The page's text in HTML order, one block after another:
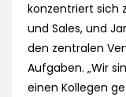
konzentriert sich
und Sales, und
den zentralen
Aufgaben. „Wir
einen Kollegen